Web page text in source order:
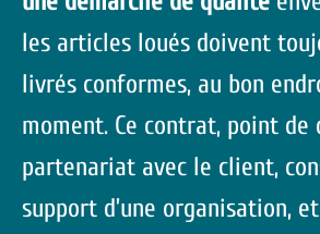
les articles loués doivent
livrés conformes, au bon
moment. Ce contrat, point de
partenariat avec le client,
support d’une organisation,